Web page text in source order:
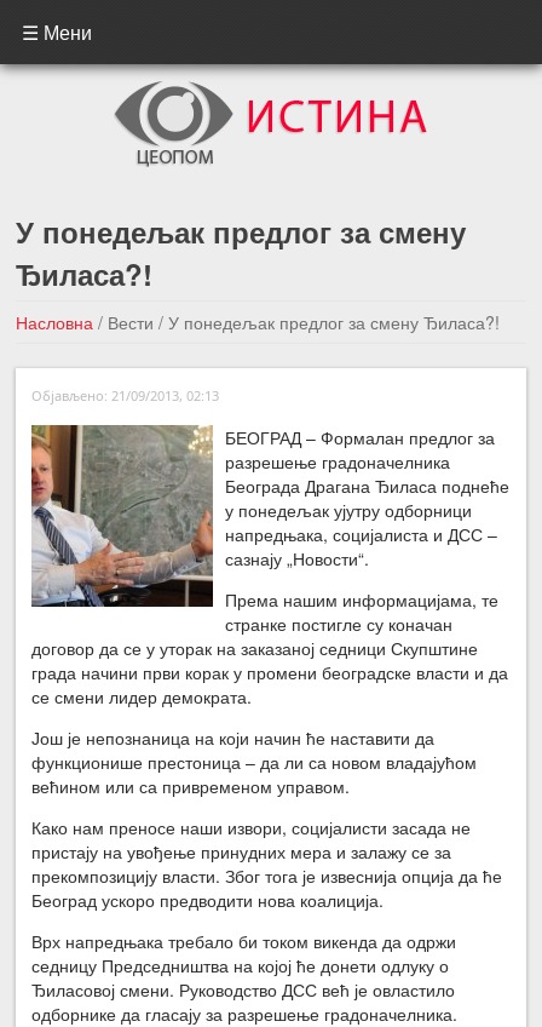
☰ Мени
У понедељак предлог за смену
Ђиласа?!
Насловна / Вести/ У понедељак предлог за смену Ђиласа?!
←Претходна вест
Следећа вест →
Објављено: 21/09/2013, 02:13
БЕОГРАД – Формалан предлог за
разрешење градоначелника
Београда Драгана Ђиласа поднеће
у понедељак ујутру одборници
напредњака, социјалиста и ДСС –
сазнају „Новости“.
Према нашим информацијама, те
странке постигле су коначан
договор да се у уторак на заказаној седници Скупштине
града начини први корак у промени београдске власти и да
се смени лидер демократа.
Још је непознаница на који начин ће наставити да
функционише престоница – да ли са новом владајућом
већином или са привременом управом.
Како нам преносе наши извори, социјалисти засада не
пристају на увођење принудних мера и залажу се за
прекомпозицију власти. Због тога је извеснија опција да ће
Београд ускоро предводити нова коалиција.
Врх напредњака требало би током викенда да одржи
седницу Председништва на којој ће донети одлуку о
Ђиласовој смени. Руководство ДСС већ је овластило
одборнике да гласају за разрешење градоначелника.